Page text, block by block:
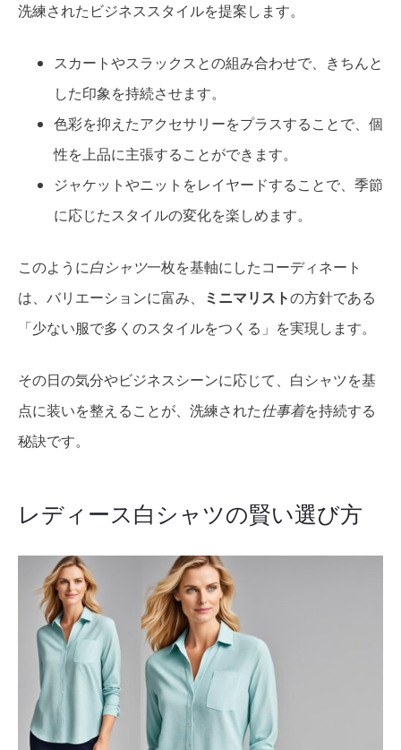
洗練されたビジネススタイルを提案します。
スカートやスラックスとの組み合わせで、きちんと
した印象を持続させます。
色彩を抑えたアクセサリーをプラスすることで、個
性を上品に主張することができます。
ジャケットやニットをレイヤードすることで、季節
に応じたスタイルの変化を楽しめます。
このように白シャツ一枚を基軸にしたコーディネート
は、バリエーションに富み、
ミニマリストの方針である
「少ない服で多くのスタイルをつくる」を実現します。
その日の気分やビジネスシーンに応じて、白シャツを基
点に装いを整えることが、洗練された仕事着を持続する
秘訣です。
レディース白シャツの賢い選び方